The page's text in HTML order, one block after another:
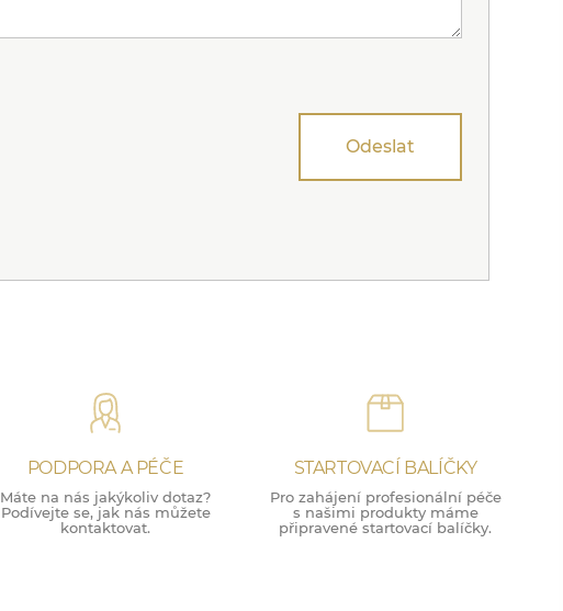
Odeslat
PODPORA A PÉČE
Máte na nás jakýkoliv dotaz?
Podívejte se, jak nás můžete
kontaktovat.
STARTOVACÍ BALÍČKY
Pro zahájení profesionální péče
s našimi produkty máme
připravené startovací balíčky.